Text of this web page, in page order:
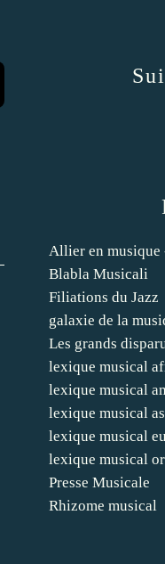
Allier en musique
Blabla Musicali
Filiations du Jazz
galaxie de la
Les grands
lexique musical
lexique musical
lexique musical
lexique musical
lexique musical
Presse Musicale
Rhizome musical